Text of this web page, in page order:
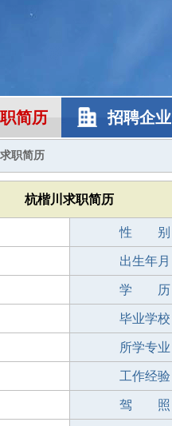
简历 招聘企业
职简历
杭楷川求职简历
性 别
出生年月
学 历
毕业学校
所学专业
工作经验
驾 照